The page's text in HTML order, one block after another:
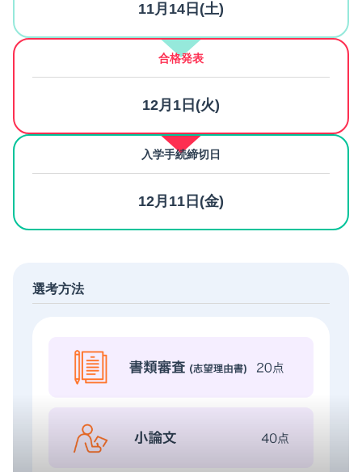
11月14日(土)
合格発表
12月1日(火)
入学手続締切日
12月11日(金)
選考方法